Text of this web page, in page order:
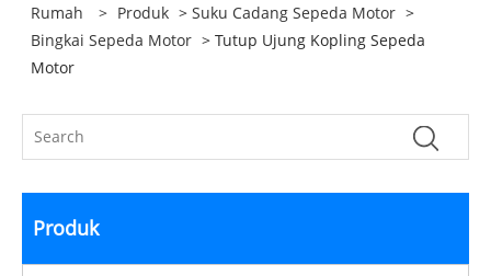
Rumah > Produk >Suku Cadang Sepeda Motor >
Bingkai Sepeda Motor > Tutup Ujung Kopling Sepeda
Motor
Produk